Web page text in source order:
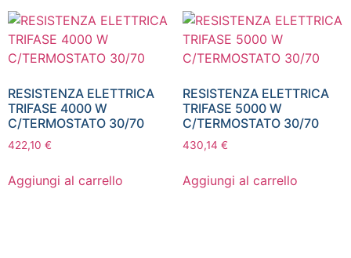
RESISTENZA ELETTRICA
TRIFASE 4000 W
C/TERMOSTATO 30/70
422,10 €
Aggiungi al carrello
RESISTENZA ELETTRICA
TRIFASE 5000 W
C/TERMOSTATO 30/70
430,14 €
Aggiungi al carrello